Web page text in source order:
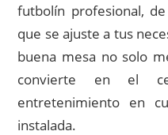
futbolín profesional,
que se ajuste a tus
buena mesa no solo
convierte en el
entretenimiento en
instalada.